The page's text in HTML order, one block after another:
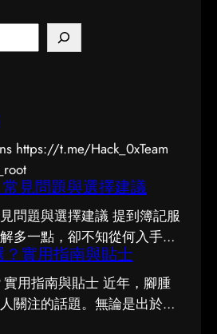
https://t.me/Hack_0xTeam
見問題與選擇建議
問題與選擇建議 提到簿記服
多一點，卻不知從何入手。
假難辨。以下整理了幾個值
能幫助你更清晰地掌握簿記
前要留意甚麼 在做決定之
？實用指南與貼士
用指南與貼士 近年，腳腫
關注的話題。無論是出於實